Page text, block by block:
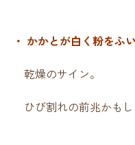
・ かかとが白く粉をふ
乾燥のサイン。
ひび割れの前兆かもし